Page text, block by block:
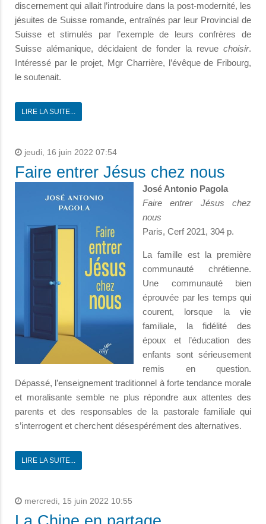
discernement qui allait l’introduire dans la post-modernité, les
jésuites de Suisse romande, entraînés par leur Provincial de
Suisse et stimulés par l’exemple de leurs confrères de
Suisse alémanique, décidaient de fonder la revue choisir.
Intéressé par le projet, Mgr Charrière, l’évêque de Fribourg,
le soutenait.
LIRE LA SUITE...
jeudi, 16 juin 2022 07:54
Faire entrer Jésus chez nous
José Antonio Pagola
Faire entrer Jésus chez
nous
Paris, Cerf 2021, 304 p.
La famille est la première
communauté chrétienne.
Une communauté bien
éprouvée par les temps qui
courent, lorsque la vie
familiale, la fidélité des
époux et l’éducation des
enfants sont sérieusement
remis en question.
Dépassé, l’enseignement traditionnel à forte tendance morale
et moralisante semble ne plus répondre aux attentes des
parents et des responsables de la pastorale familiale qui
s’interrogent et cherchent désespérément des alternatives.
LIRE LA SUITE...
mercredi, 15 juin 2022 10:55